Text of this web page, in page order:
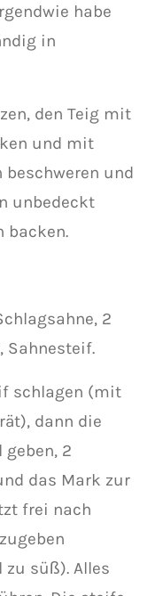
habe
in
den Teig mit
und mit
und
unbedeckt
backen.
2
Sahnesteif.
schlagen (mit
dann die
2
das Mark zur
frei nach
süß). Alles